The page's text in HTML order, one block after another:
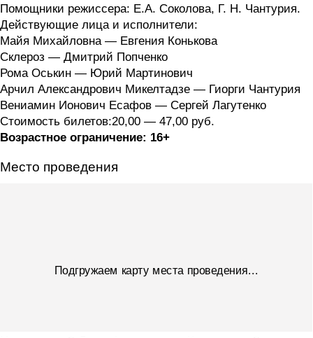
Помощники режиссера: Е.А. Соколова, Г. Н. Чантурия.
Действующие лица и исполнители:
Майя Михайловна — Евгения Конькова
Склероз — Дмитрий Попченко
Рома Оськин — Юрий Мартинович
Арчил Александрович Микелтадзе — Гиорги Чантурия
Вениамин Ионович Есафов — Сергей Лагутенко
Стоимость билетов:20,00 — 47,00 руб.
Возрастное ограничение: 16+
Место проведения
Подгружаем карту места проведения...